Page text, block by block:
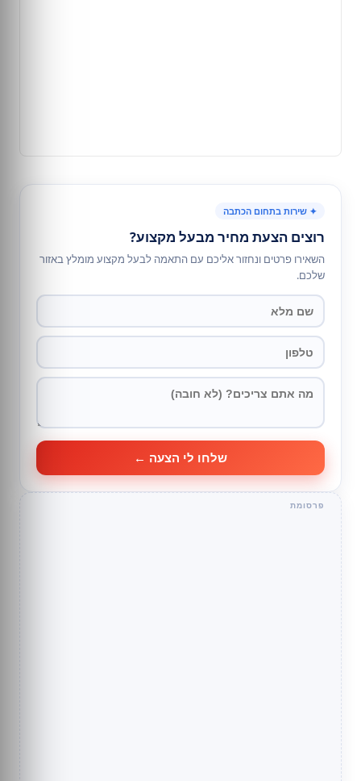
✦ שירות בתחום הכתבה
רוצים הצעת מחיר מבעל מקצוע?
השאירו פרטים ונחזור אליכם עם התאמה לבעל מקצוע מומלץ באזור
שלכם.
שלחו לי הצעה ←